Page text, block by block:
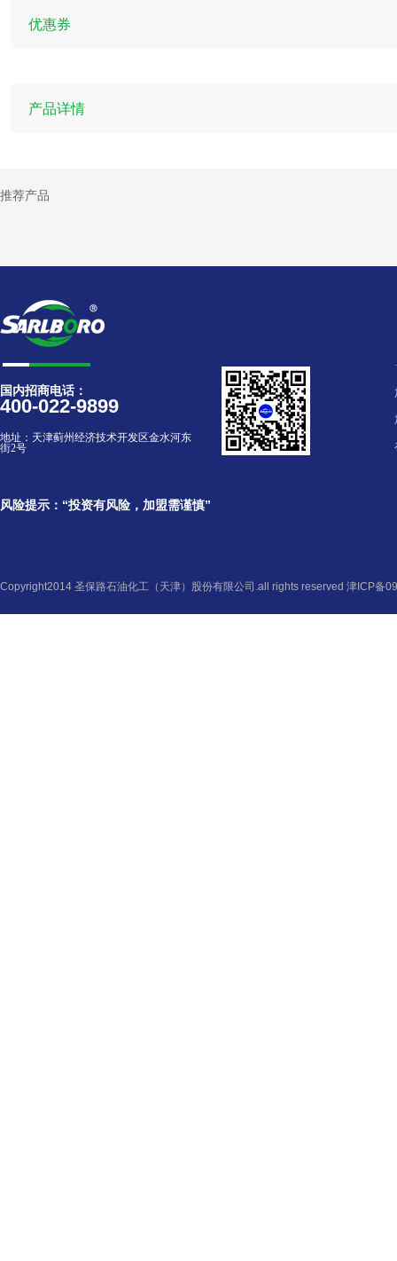
优惠券
产品详情
推荐产品
国内招商电话：
400-022-9899
地址： 天津蓟州经济技术开发区金水河东
街2号
风险提示：“投资有风险，加盟需谨慎”
Copyright2014 圣保路石油化工（天津）股份有限公司.all rights reserved 津ICP备